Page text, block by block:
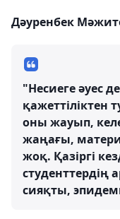
Дәуренбек
"Несиеге әуес
қажеттіліктен
оны жауып,
жаңағы,
жоқ. Қазіргі
студенттердің
сияқты,